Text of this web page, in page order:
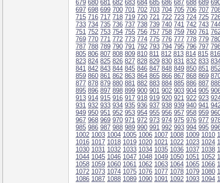
679 680 681 682 683 684 685 686 687 688 689
697 698 699 700 701 702 703 704 705 706 707
715 716 717 718 719 720 721 722 723 724 725
733 734 735 736 737 738 739 740 741 742 743
751 752 753 754 755 756 757 758 759 760 761
769 770 771 772 773 774 775 776 777 778 779
787 788 789 790 791 792 793 794 795 796 797
805 806 807 808 809 810 811 812 813 814 815 816
823 824 825 826 827 828 829 830 831 832 833
841 842 843 844 845 846 847 848 849 850 851
859 860 861 862 863 864 865 866 867 868 869
877 878 879 880 881 882 883 884 885 886 887
895 896 897 898 899 900 901 902 903 904 905
913 914 915 916 917 918 919 920 921 922 923
931 932 933 934 935 936 937 938 939 940 941
949 950 951 952 953 954 955 956 957 958 959
967 968 969 970 971 972 973 974 975 976 977
985 986 987 988 989 990 991 992 993 994 995
1002 1003 1004 1005 1006 1007 1008 1009 1010
1016 1017 1018 1019 1020 1021 1022 1023 1024
1030 1031 1032 1033 1034 1035 1036 1037 1038
1044 1045 1046 1047 1048 1049 1050 1051 1052
1058 1059 1060 1061 1062 1063 1064 1065 1066
1072 1073 1074 1075 1076 1077 1078 1079 1080
1086 1087 1088 1089 1090 1091 1092 1093 1094